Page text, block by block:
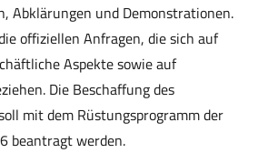
Abklärungen und Demonstrationen.
offiziellen Anfragen, die sich auf
Aspekte sowie auf
Die Beschaffung des
mit dem Rüstungsprogramm der
beantragt werden.